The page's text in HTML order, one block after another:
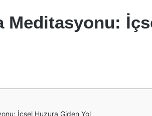
Meditasyonu:
İçsel Huzura Giden Yol